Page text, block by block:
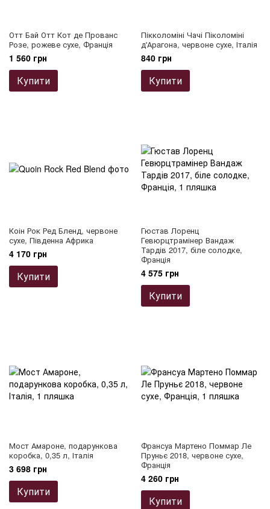
Отт Бай Отт Кот де Прованс
Розе, рожеве сухе, Франція
1 560 грн
Купити
Пікколоміні Чачі Піколоміні
д'Арaгона, червоне сухе, Італія
840 грн
Купити
Коін Рок Ред Бленд, червоне
сухе, Південна Африка
4 170 грн
Купити
Гюстав Лоренц
Гевюрцтрамінер Вандаж
Тардів 2017, біле солодке,
Франція
4 575 грн
Купити
Мост Амароне, подарункова
коробка, 0,35 л, Італія
3 698 грн
Купити
Франсуа Мартено Поммар Ле
Пруньє ​​2018, червоне сухе,
Франція
4 260 грн
Купити